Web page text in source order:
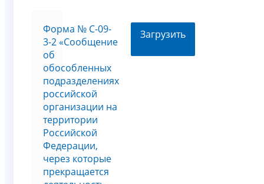
Форма № С-09-
3-2 «Сообщение
об
обособленных
подразделениях
российской
организации на
территории
Российской
Федерации,
через которые
прекращается
Загрузить